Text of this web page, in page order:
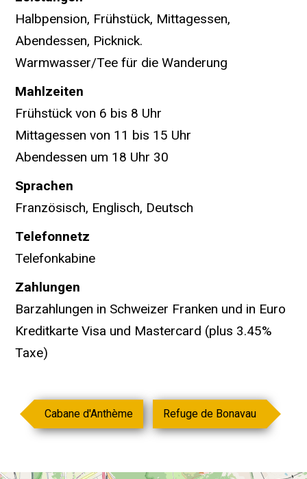
Halbpension, Frühstück, Mittagessen,
Abendessen, Picknick.
Warmwasser/Tee für die Wanderung
Mahlzeiten
Frühstück von 6 bis 8 Uhr
Mittagessen von 11 bis 15 Uhr
Abendessen um 18 Uhr 30
Sprachen
Französisch, Englisch, Deutsch
Telefonnetz
Telefonkabine
Zahlungen
Barzahlungen in Schweizer Franken und in Euro
Kreditkarte Visa und Mastercard (plus 3.45%
Taxe)
Cabane d'Anthème Refuge de Bonavau